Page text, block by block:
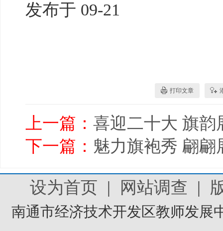
发布于 09-21
打印文章
上一篇： 喜迎二十大 旗韵
下一篇： 魅力旗袍秀 翩翩
设为首页 | 网站调查 |
南通市经济技术开发区教师发展